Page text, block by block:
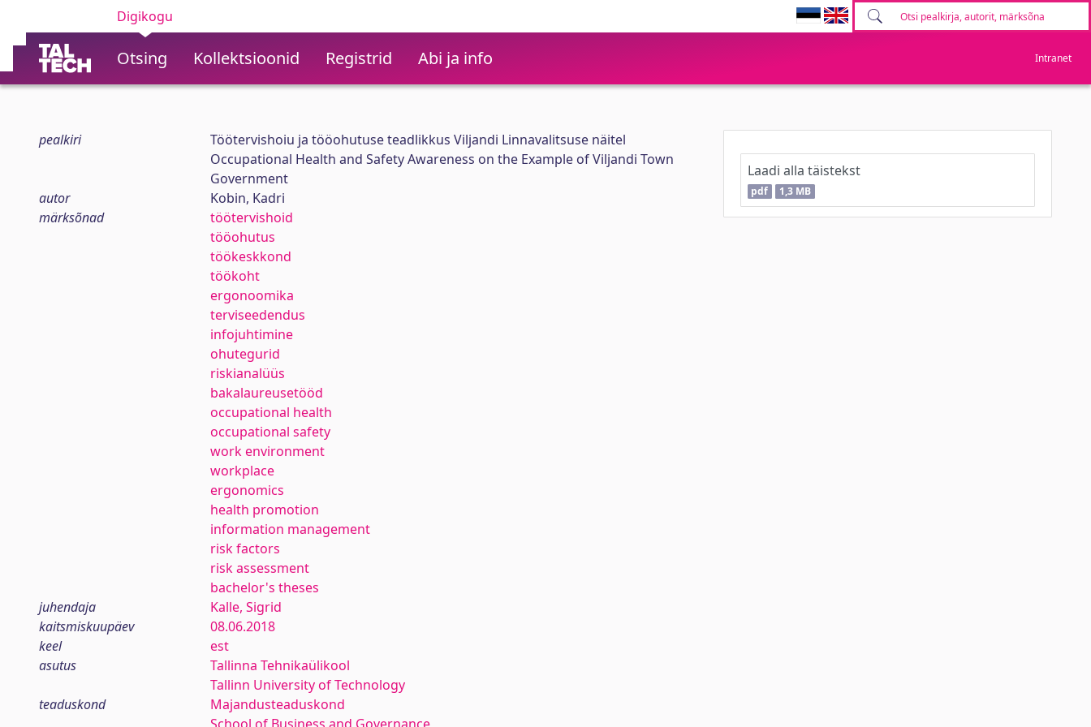
Digikogu
Otsing Kollektsioonid Registrid Abi ja info Intranet
pealkiri
Töötervishoiu ja tööohutuse teadlikkus Viljandi Linnavalitsuse näitel
Occupational Health and Safety Awareness on the Example of Viljandi Town
Government
autor
Kobin, Kadri
märksõnad
töötervishoid
tööohutus
töökeskkond
töökoht
ergonoomika
terviseedendus
infojuhtimine
ohutegurid
riskianalüüs
bakalaureusetööd
occupational health
occupational safety
work environment
workplace
ergonomics
health promotion
information management
risk factors
risk assessment
bachelor's theses
juhendaja
Kalle, Sigrid
kaitsmiskuupäev
08.06.2018
keel
est
asutus
Tallinna Tehnikaülikool
Tallinn University of Technology
teaduskond
Majandusteaduskond
Laadi alla täistekst
pdf 1,3 MB